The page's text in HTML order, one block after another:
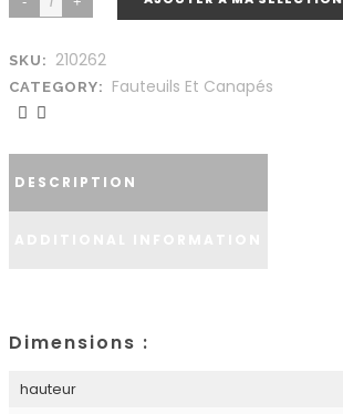
SKU: 210262
CATEGORY: Fauteuils Et Canapés
DESCRIPTION
Dimensions :
hauteur